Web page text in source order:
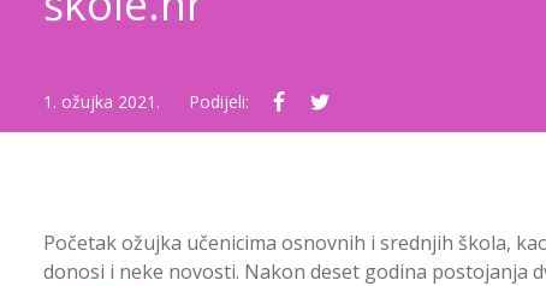
1. ožujka 2021. Podijeli:
Početak ožujka učenicima osnovnih i srednjih škola,
donosi i neke novosti. Nakon deset godina postojanja